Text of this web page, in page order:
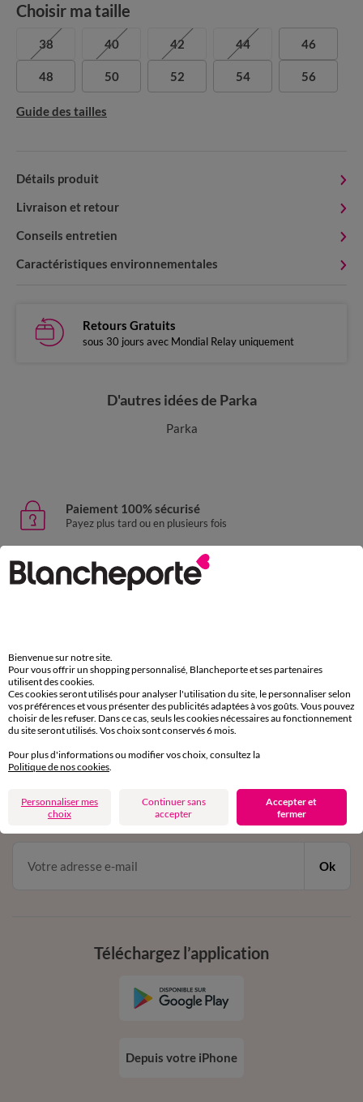
Choisir ma taille
38 40 42 44 46
48 50 52 54 56
Guide des tailles
Détails produit
Livraison et retour
Conseils entretien
Caractéristiques environnementales
Retours Gratuits
sous 30 jours avec Mondial Relay uniquement
D'autres idées de Parka
Parka
Paiement 100% sécurisé
Payez plus tard ou en plusieurs fois
Livraison express
domicile, relais, consignes automatiques
Service clients
par chat et par téléphone
de 8h00 à 20h00 du lundi au samedi
11€ Offerts
en vous inscrivant à la newsletter
dès 20€ d’achat
conditions dans votre email de confirmation
Ok
Téléchargez l’application
Depuis votre iPhone
Bienvenue sur notre site.
Pour vous offrir un shopping personnalisé, Blancheporte et ses partenaires
utilisent des cookies.
Ces cookies seront utilisés pour analyser l'utilisation du site, le personnaliser selon
vos préférences et vous présenter des publicités adaptées à vos goûts. Vous pouvez
choisir de les refuser. Dans ce cas, seuls les cookies nécessaires au fonctionnement
du site seront utilisés. Vos choix sont conservés 6 mois.
Pour plus d'informations ou modifier vos choix, consultez la
Politique de nos cookies.
Personnaliser mes
choix
Continuer sans
accepter
Accepter et
fermer